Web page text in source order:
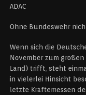
ADAC
Ohne Bundeswehr
Wenn sich die
November zum
Land) trifft, steht
in vielerlei Hinsicht
letzte Kräftemessen